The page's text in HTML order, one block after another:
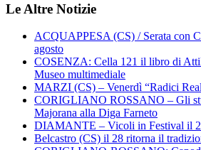
Le Altre Notizie
ACQUAPPESA (CS) / Serata con
agosto
COSENZA: Cella 121 il libro di
Museo multimediale
MARZI (CS) – Venerdì “Radici
CORIGLIANO ROSSANO – Gli
Majorana alla Diga Farneto
DIAMANTE – Vicoli in Festival il
Belcastro (CS) il 28 ritorna il